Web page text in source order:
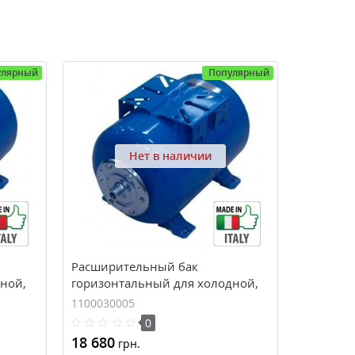
Популярный
Нет в наличии
Расширительный бак
горизонтальный для холодной,
горячей воды и насосов ZILMET
ULTRA-PRO 300H (300 л, 10 bar)
1100030005
0
18 680грн.